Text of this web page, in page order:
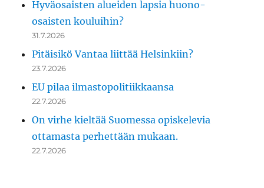
Hyväosaisten alueiden lapsia huono-
osaisten kouluihin?
31.7.2026
Pitäisikö Vantaa liittää Helsinkiin?
23.7.2026
EU pilaa ilmastopolitiikkaansa
22.7.2026
On virhe kieltää Suomessa opiskelevia
ottamasta perhettään mukaan.
22.7.2026